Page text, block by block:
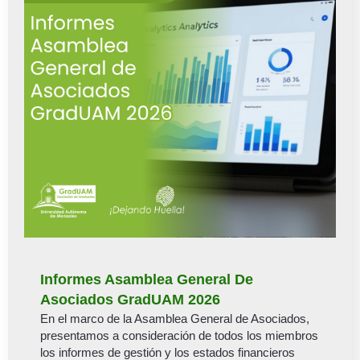
Informes Asamblea General De
Asociados GradUAM 2026
En el marco de la Asamblea General de Asociados,
presentamos a consideración de todos los miembros
los informes de gestión y los estados financieros